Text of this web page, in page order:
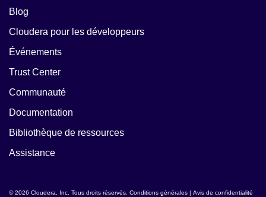
Blog
Cloudera pour les développeurs
Événements
Trust Center
Communauté
Documentation
Bibliothèque de ressources
Assistance
© 2026 Cloudera, Inc. Tous droits réservés. Conditions générales | Avis de confidentialité